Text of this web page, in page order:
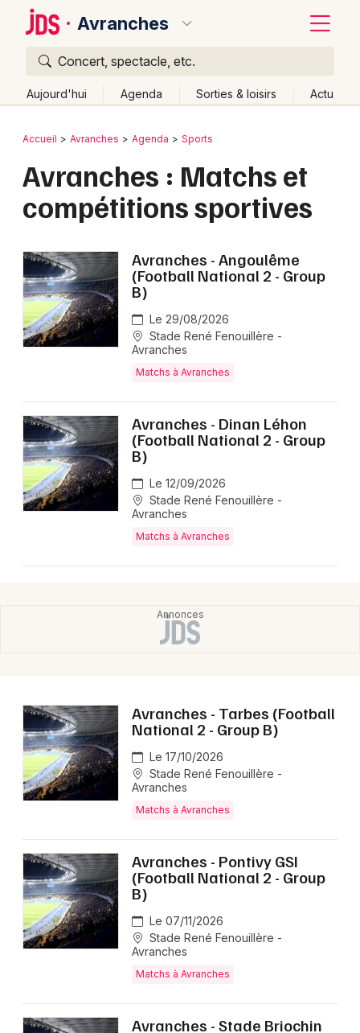
Avranches
Concert, spectacle, etc.
Aujourd'hui Agenda Sorties & loisirs Actu
Publier un événement
Activité & Expérience
Manifestations
Concerts
Sports
Soirées
Matchs en Basse-Normandie
Matchs en Normandie
Newsletter des sorties
Artistes en tournée
Actus à Avranches
Magazine à Avranches
Bordeaux
Colmar
Lyon
Marseille
Mulhouse
Nantes
Nice
Paris
Strasbourg
Toutes les villes
Retour
Accueil Avranches Agenda Sports
Avranches : Matchs et
compétitions sportives
Avranches - Angoulême
(Football National 2 - Group
B)
Le 29/08/2026
Stade René Fenouillère -
Avranches
Matchs à Avranches
Avranches - Dinan Léhon
(Football National 2 - Group
B)
Le 12/09/2026
Stade René Fenouillère -
Avranches
Matchs à Avranches
Avranches - Tarbes (Football
National 2 - Group B)
Le 17/10/2026
Stade René Fenouillère -
Avranches
Matchs à Avranches
Avranches - Pontivy GSI
(Football National 2 - Group
B)
Le 07/11/2026
Stade René Fenouillère -
Avranches
Matchs à Avranches
Avranches - Stade Briochin
Quoi ?
Où ?
Basse-Normandie
Partout
Près de moi
Changer de lieu
Aujourd'hui
Demain Ce week-end Autre